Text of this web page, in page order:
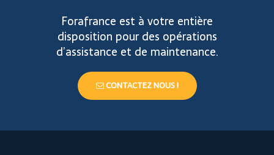
Forafrance est à votre entière
disposition pour des opérations
d’assistance et de maintenance.
CONTACTEZ NOUS !